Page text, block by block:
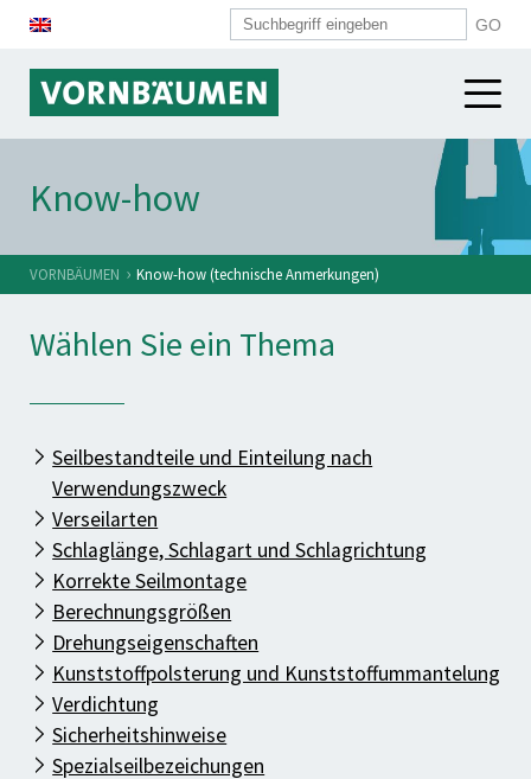
Hafenindustrie
Alpinindustrie
Feinstseile
Weitere Branchen
SYSTEMKOMPONENTEN
Übersicht
Seilköpfe
Kunststoffröhrchen
VORNBÄUMEN
VORNBÄUMEN
Aktuelles
Historie
Know-how
Compliance/CSR
Downloads
Kontakt
KARRIERE
Arbeiten bei VORNBÄUMEN
Stellenangebote
Ausbildung / Studium
Ferienjobs
Know-how
VORNBÄUMEN › Know-how (technische Anmerkungen)
Wählen Sie ein Thema
Seilbestandteile und Einteilung nach
Verwendungszweck
Verseilarten
Schlaglänge, Schlagart und Schlagrichtung
Korrekte Seilmontage
Berechnungsgrößen
Drehungseigenschaften
Kunststoffpolsterung und Kunststoffummantelung
Verdichtung
Sicherheitshinweise
Spezialseilbezeichungen